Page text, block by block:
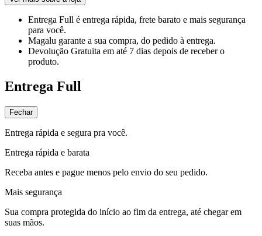
Entrega Full é entrega rápida, frete barato e mais segurança
para você.
Magalu garante a sua compra, do pedido à entrega.
Devolução Gratuita em até 7 dias depois de receber o
produto.
Entrega Full
Fechar
Entrega rápida e segura pra você.
Entrega rápida e barata
Receba antes e pague menos pelo envio do seu pedido.
Mais segurança
Sua compra protegida do início ao fim da entrega, até chegar em
suas mãos.